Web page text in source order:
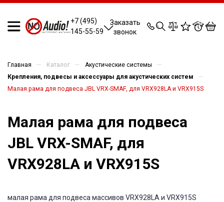
+7 (495)
145-55-59
Заказать
звонок
0 0 0 0
Главная — Каталог — Акустические системы —
Крепления, подвесы и аксессуары для акустических систем —
Малая рама для подвеса JBL VRX-SMAF, для VRX928LA и VRX915S
Малая рама для подвеса
JBL VRX-SMAF, для
VRX928LA и VRX915S
малая рама для подвеса массивов VRX928LA и VRX915S